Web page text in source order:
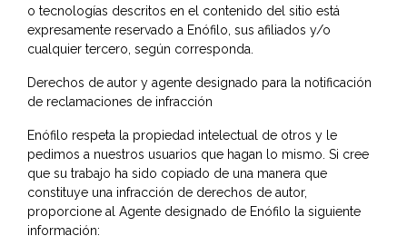
o tecnologías descritos en el contenido del sitio está
expresamente reservado a Enófilo, sus afiliados y/o
cualquier tercero, según corresponda.
Derechos de autor y agente designado para la notificación
de reclamaciones de infracción
Enófilo respeta la propiedad intelectual de otros y le
pedimos a nuestros usuarios que hagan lo mismo. Si cree
que su trabajo ha sido copiado de una manera que
constituye una infracción de derechos de autor,
proporcione al Agente designado de Enófilo la siguiente
información: